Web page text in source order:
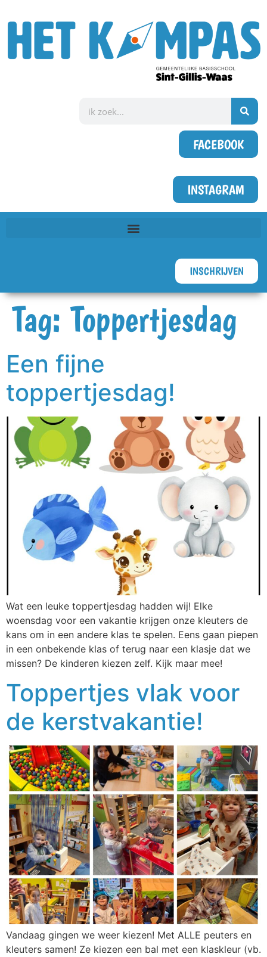
FACEBOOK
INSTAGRAM
INSCHRIJVEN
Tag: Toppertjesdag
Een fijne
toppertjesdag!
Wat een leuke toppertjesdag hadden wij! Elke
woensdag voor een vakantie krijgen onze kleuters de
kans om in een andere klas te spelen. Eens gaan piepen
in een onbekende klas of terug naar een klasje dat we
missen? De kinderen kiezen zelf. Kijk maar mee!
Toppertjes vlak voor
de kerstvakantie!
Vandaag gingen we weer kiezen! Met ALLE peuters en
kleuters samen! Ze kiezen een bal met een klaskleur (vb.